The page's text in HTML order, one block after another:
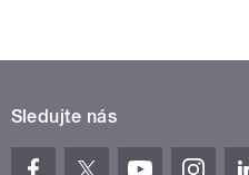
Sledujte nás